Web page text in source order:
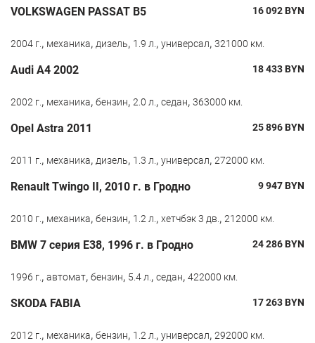
VOLKSWAGEN PASSAT B5 16 092BYN
2004 г., механика, дизель, 1.9 л., универсал, 321000 км.
Audi A4 2002 18 433BYN
2002 г., механика, бензин, 2.0 л., седан, 363000 км.
Opel Astra 2011 25 896BYN
2011 г., механика, дизель, 1.3 л., универсал, 272000 км.
Renault Twingo II, 2010 г. в Гродно 9 947BYN
2010 г., механика, бензин, 1.2 л., хетчбэк 3 дв., 212000 км.
BMW 7 серия E38, 1996 г. в Гродно 24 286BYN
1996 г., автомат, бензин, 5.4 л., седан, 422000 км.
SKODA FABIA 17 263BYN
2012 г., механика, бензин, 1.2 л., универсал, 292000 км.